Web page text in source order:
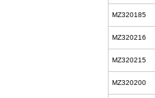
MZ320185
MZ320216
MZ320215
MZ320200